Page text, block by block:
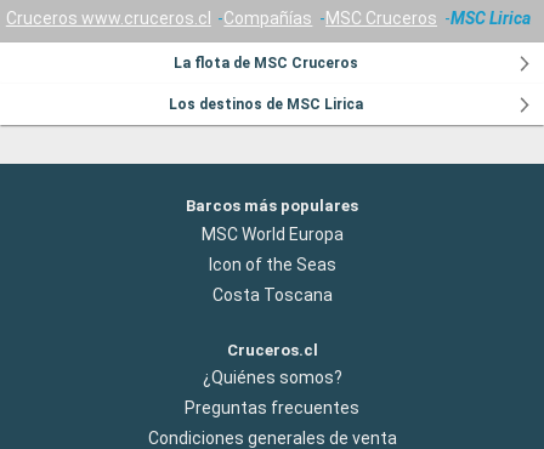
Cruceros www.cruceros.cl Compañías MSC Cruceros MSC Lirica
La flota de MSC Cruceros
Los destinos de MSC Lirica
Barcos más populares
MSC World Europa
Icon of the Seas
Costa Toscana
Cruceros.cl
¿Quiénes somos?
Preguntas frecuentes
Condiciones generales de venta